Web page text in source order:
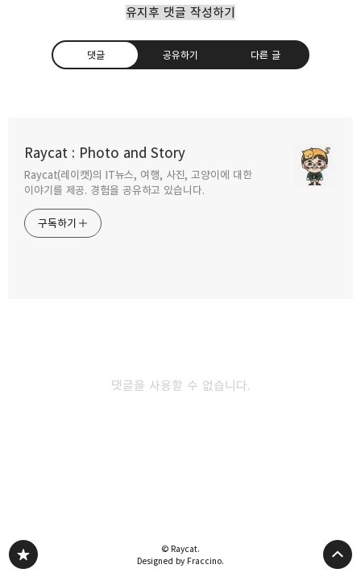
유지후 댓글 작성하기
댓글 공유하기 다른 글
Raycat : Photo and Story
Raycat(레이캣)의 IT뉴스, 여행, 사진, 고양이에 대한
이야기를 제공. 경험을 공유하고 있습니다.
구독하기
댓글을 사용할 수 없습니다.
구독하기 카카오톡
© Raycat.
Designed by Fraccino.